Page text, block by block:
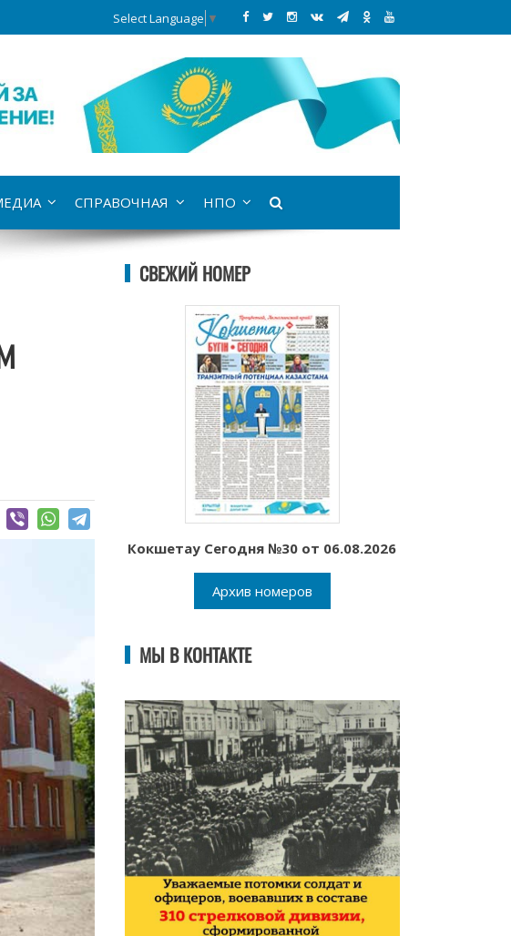
Select Language ▼
СПРАВОЧНАЯ НПО
СВЕЖИЙ НОМЕР
Кокшетау Сегодня №30 от 06.08.2026
Архив номеров
МЫ В КОНТАКТЕ